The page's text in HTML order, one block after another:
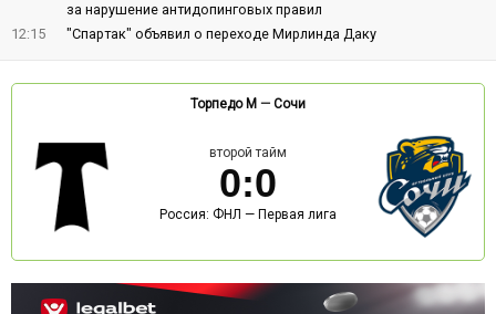
за нарушение антидопинговых правил
12:15
"Спартак" объявил о переходе Мирлинда Даку
Торпедо М — Сочи
второй тайм
0:0
Россия: ФНЛ — Первая лига